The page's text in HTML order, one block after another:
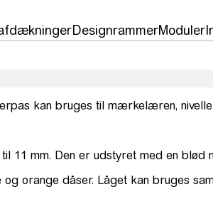
DesignrammerModuler
kan bruges til mærkelæren,
mm. Den er udstyret med en blød
orange dåser. Låget kan bruges